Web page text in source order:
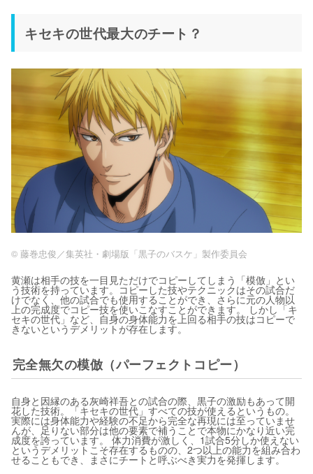
キセキの世代最大のチート？
© 藤巻忠俊／集英社・劇場版「黒子のバスケ」製作委員会
黄瀬は相手の技を一目見ただけでコピーしてしまう「模倣」とい
う技術を持っています。コピーした技やテクニックはその試合だ
けでなく、他の試合でも使用することができ、さらに元の人物以
上の完成度でコピー技を使いこなすことができます。 しかし「キ
セキの世代」など、自身の身体能力を上回る相手の技はコピーで
きないというデメリットが存在します。
完全無欠の模倣（パーフェクトコピー）
自身と因縁のある灰崎祥吾との試合の際、黒子の激励もあって開
花した技術。「キセキの世代」すべての技が使えるというもの。
実際には身体能力や経験の不足から完全な再現には至っていませ
んが、足りない部分は他の要素で補うことで本物にかなり近い完
成度を誇っています。 体力消費が激しく、1試合5分しか使えない
というデメリットこそ存在するものの、2つ以上の能力を組み合わ
せることもでき、まさにチートと呼ぶべき実力を発揮します。